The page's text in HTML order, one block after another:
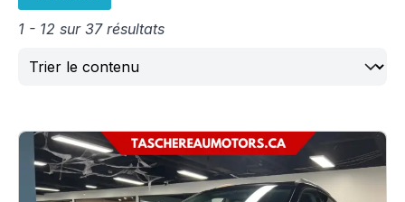
1 - 12 sur 37 résultats
Trier